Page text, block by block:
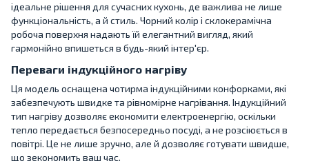
ідеальне рішення для сучасних кухонь, де важлива не лише
функціональність, а й стиль. Чорний колір і склокерамічна
робоча поверхня надають їй елегантний вигляд, який
гармонійно впишеться в будь-який інтер'єр.
Переваги індукційного нагріву
Ця модель оснащена чотирма індукційними конфорками, які
забезпечують швидке та рівномірне нагрівання. Індукційний
тип нагріву дозволяє економити електроенергію, оскільки
тепло передається безпосередньо посуді, а не розсіюється в
повітрі. Це не лише зручно, але й дозволяє готувати швидше,
що зекономить ваш час.